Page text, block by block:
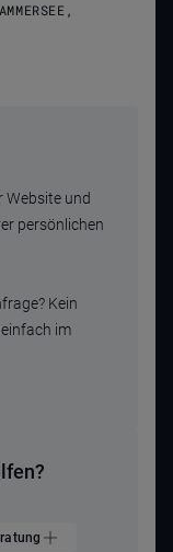
Website und
persönlichen
Kein
im